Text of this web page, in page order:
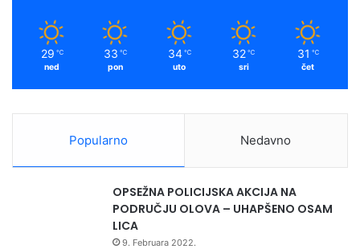
29 ℃
ned
33 ℃
pon
34 ℃
uto
32 ℃
sri
31 ℃
čet
Popularno Nedavno
OPSEŽNA POLICIJSKA AKCIJA NA
PODRUČJU OLOVA – UHAPŠENO OSAM
LICA
9. Februara 2022.